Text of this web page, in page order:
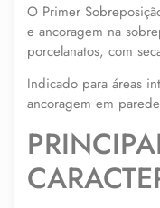
O Primer
e ancoragem na
porcelanatos, com
Indicado para áreas
ancoragem em